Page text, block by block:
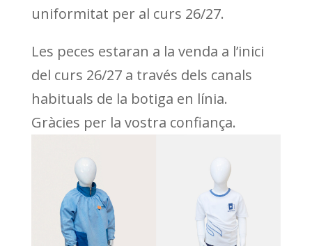
uniformitat per al curs 26/27.
Les peces estaran a la venda a l’inici
del curs 26/27 a través dels canals
habituals de la botiga en línia.
Gràcies per la vostra confiança.